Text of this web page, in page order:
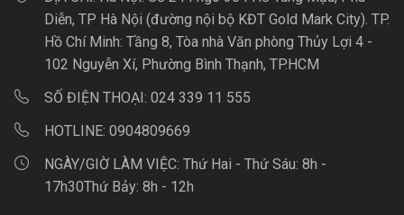
Diễn, TP Hà Nội (đường nội bộ KĐT Gold Mark City). TP.
Hồ Chí Minh: Tầng 8, Tòa nhà Văn phòng Thủy Lợi 4 -
102 Nguyễn Xí, Phường Bình Thạnh, TP.HCM
SỐ ĐIỆN THOẠI: 024 339 11 555
HOTLINE: 0904809669
NGÀY/GIỜ LÀM VIỆC: Thứ Hai - Thứ Sáu: 8h -
17h30Thứ Bảy: 8h - 12h